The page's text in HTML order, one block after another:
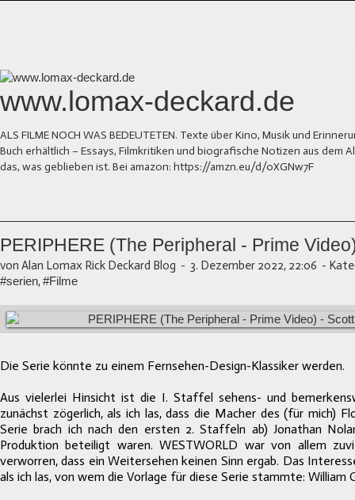
www.lomax-deckard.de
ALS FILME NOCH WAS BEDEUTETEN. Texte über Kino, Musik und
Buch erhältlich – Essays, Filmkritiken und biografische Notizen aus dem
das, was geblieben ist. Bei amazon: https://amzn.eu/d/0XGNw7F
PERIPHERE (The Peripheral - Prime
von Alan Lomax Rick Deckard Blog - 3. Dezember 2022, 22:06 -
#serien,#Filme
Die Serie könnte zu einem Fernsehen-Design-Klassiker werden.
Aus vielerlei Hinsicht ist die I. Staffel sehens- und
zunächst zögerlich, als ich las, dass die Macher des (für mich)
Serie brach ich nach den ersten 2. Staffeln ab) Jonathan
Produktion beteiligt waren. WESTWORLD war von allem
verworren, dass ein Weitersehen keinen Sinn ergab. Das
als ich las, von wem die Vorlage für diese Serie stammte: William